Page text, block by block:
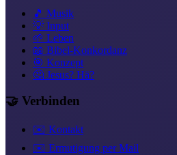
🎵 Musik
💡 Input
🌱 Leben
📖 Bibel-Konkordanz
🎯 Konzept
🤔 Jesus? Hä?
🤝 Verbinden
✉️ Kontakt
✉️ Ermutigung per Mail